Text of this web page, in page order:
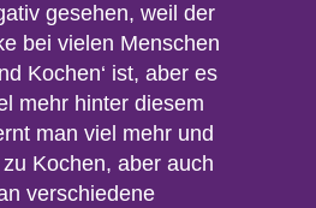
gesehen, weil der
bei vielen Menschen
Kochen‘ ist, aber es
mehr hinter diesem
man viel mehr und
Kochen, aber auch
verschiedene